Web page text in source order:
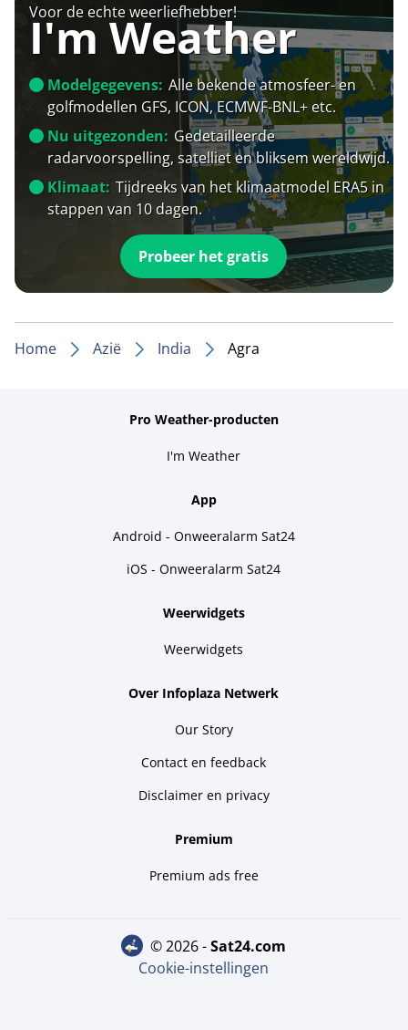
Voor de echte weerliefhebber!
I'm Weather
Modelgegevens: Alle bekende atmosfeer- en
golfmodellen GFS, ICON, ECMWF-BNL+ etc.
Nu uitgezonden: Gedetailleerde
radarvoorspelling, satelliet en bliksem wereldwijd.
Klimaat: Tijdreeks van het klimaatmodel ERA5 in
stappen van 10 dagen.
Probeer het gratis
Home Azië India Agra
Pro Weather-producten
I'm Weather
App
Android - Onweeralarm Sat24
iOS - Onweeralarm Sat24
Weerwidgets
Weerwidgets
Over Infoplaza Netwerk
Our Story
Contact en feedback
Disclaimer en privacy
Premium
Premium ads free
© 2026 - sat24.com
Cookie-instellingen